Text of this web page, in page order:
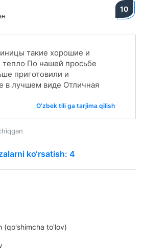
10
такие хорошие и
По нашей просьбе
приготовили и
в лучшем виде Отличная
O‘zbek tili ga tarjima qilish
ko‘rsatish: 4
(qo'shimcha to'lov)